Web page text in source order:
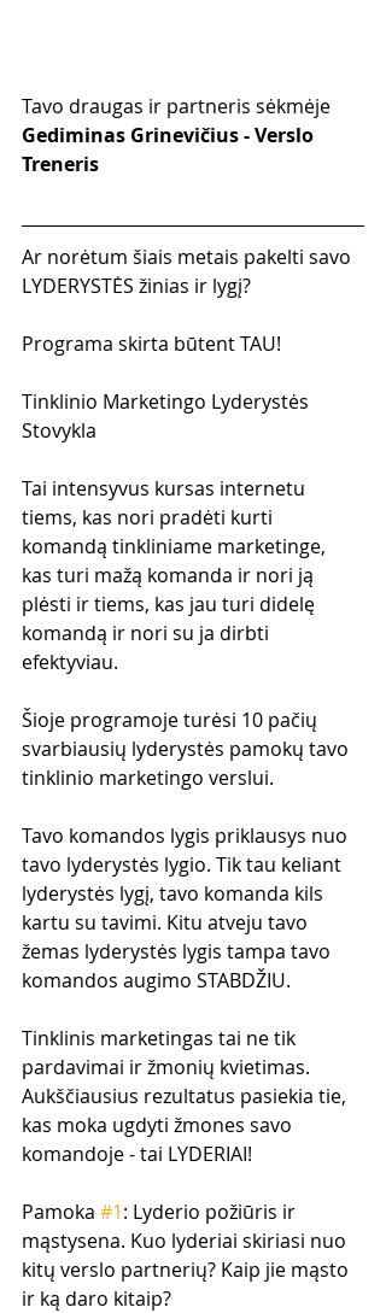
Tavo draugas ir partneris sėkmėje
Gediminas Grinevičius - Verslo
Treneris
Ar norėtum šiais metais pakelti savo
LYDERYSTĖS žinias ir lygį?
Programa skirta būtent TAU!
Tinklinio Marketingo Lyderystės
Stovykla
Tai intensyvus kursas internetu
tiems, kas nori pradėti kurti
komandą tinkliniame marketinge,
kas turi mažą komanda ir nori ją
plėsti ir tiems, kas jau turi didelę
komandą ir nori su ja dirbti
efektyviau.
Šioje programoje turėsi 10 pačių
svarbiausių lyderystės pamokų tavo
tinklinio marketingo verslui.
Tavo komandos lygis priklausys nuo
tavo lyderystės lygio. Tik tau keliant
lyderystės lygį, tavo komanda kils
kartu su tavimi. Kitu atveju tavo
žemas lyderystės lygis tampa tavo
komandos augimo STABDŽIU.
Tinklinis marketingas tai ne tik
pardavimai ir žmonių kvietimas.
Aukščiausius rezultatus pasiekia tie,
kas moka ugdyti žmones savo
komandoje - tai LYDERIAI!
Pamoka #1: Lyderio požiūris ir
mąstysena. Kuo lyderiai skiriasi nuo
kitų verslo partnerių? Kaip jie mąsto
ir ką daro kitaip?